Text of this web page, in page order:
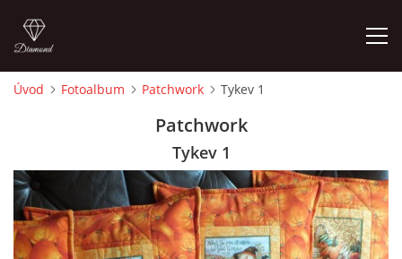
CEDULKY
Úvod Fotoalbum Patchwork Tykev 1
Patchwork
Tykev 1